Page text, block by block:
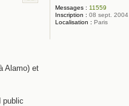
Messages : 11559
Inscription : 08 sept. 2004
Localisation : Paris
Alamo) et
public